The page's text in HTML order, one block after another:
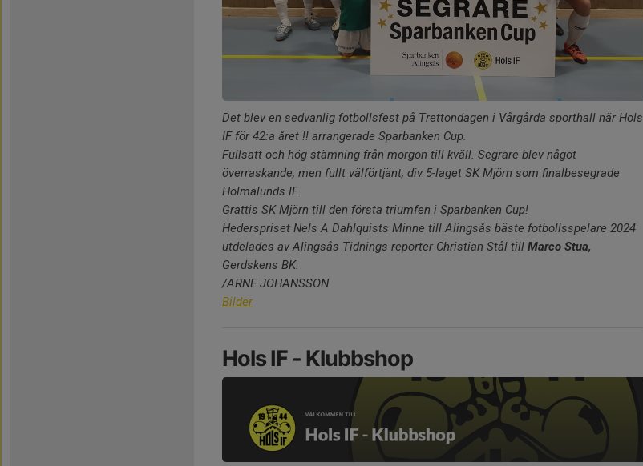
Det blev en sedvanlig fotbollsfest på Trettondagen i Vårgårda sporthall när Hols
IF för 42:a året !! arrangerade Sparbanken Cup.
Fullsatt och hög stämning från morgon till kväll. Segrare blev något
överraskande, men fullt välförtjänt, div 5-laget SK Mjörn som finalbesegrade
Holmalunds IF.
Grattis SK Mjörn till den första triumfen i Sparbanken Cup!
Hederspriset Nels A Dahlquists Minne till Alingsås bäste fotbollsspelare 2024
utdelades av Alingsås Tidnings reporter Christian Stål till Marco Stua,
Gerdskens BK.
/ARNE JOHANSSON
Bilder
Hols IF - Klubbshop